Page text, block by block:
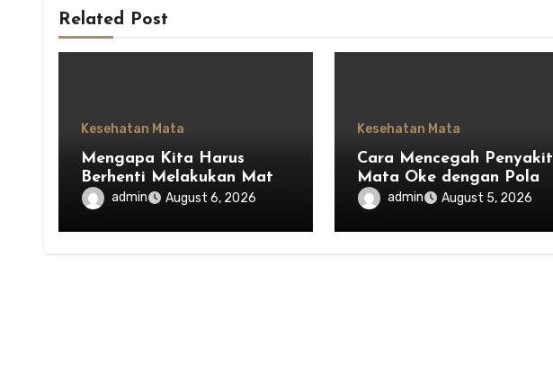
Related Post
Kesehatan Mata
Mengapa Kita Harus
Berhenti Melakukan Mata
Saja dan Mulai
Menghargai Privasi Orang
Lain
admin August 6, 2026
Kesehatan Mata
Cara Mencegah Penyakit
Mata Oke dengan Pola
Hidup Sehat
admin August 5, 2026